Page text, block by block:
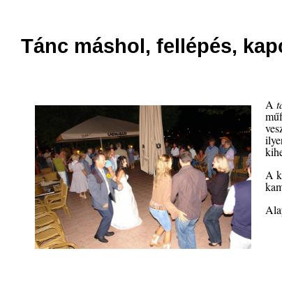
Tánc máshol, fellépés,
A
A